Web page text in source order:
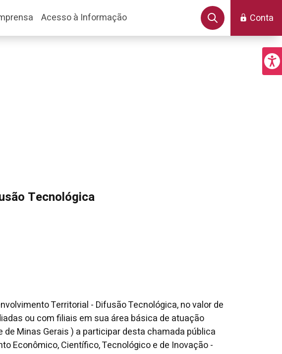
Conta
Acesso à Informação
Tecnológica
Territorial - Difusão Tecnológica, no valor de
ou com filiais em sua área básica de atuação
Minas Gerais ) a participar desta chamada pública
Econômico, Científico, Tecnológico e de Inovação -